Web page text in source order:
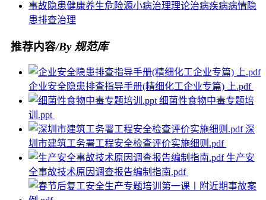
事故隐患健康养生危险源小病治理理论治病疾病病情隐
患排查治理
推荐内容/By 规范库
企业安全隐患排查指导手册(精细化工企业专篇) 上.pdf
细菌性食物中毒专题培
训.ppt
深
圳市建筑工务署工程安全检查评价实施细则.pdf
生产安
全事故技术原因调查报告编制指南.pdf